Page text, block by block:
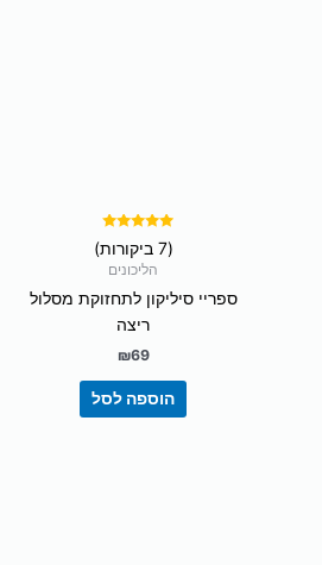
5.00
מתוך 5
(7 ביקורות)
הליכונים
ספריי סיליקון לתחזוקת מסלול
ריצה
₪69
הוספה לסל